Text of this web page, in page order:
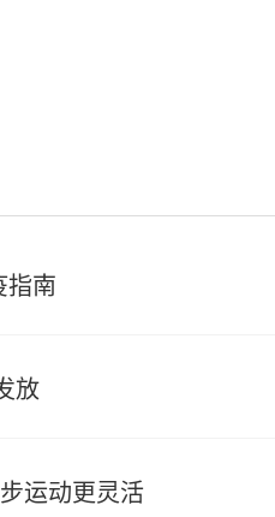
指南
放
运动更灵活